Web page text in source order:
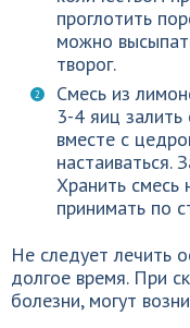
проглотить
можно
творог.
Смесь из
3-4 яиц
вместе с
настаиваться.
Хранить смесь
принимать по
Не следует лечить
долгое время. При
болезни, могут